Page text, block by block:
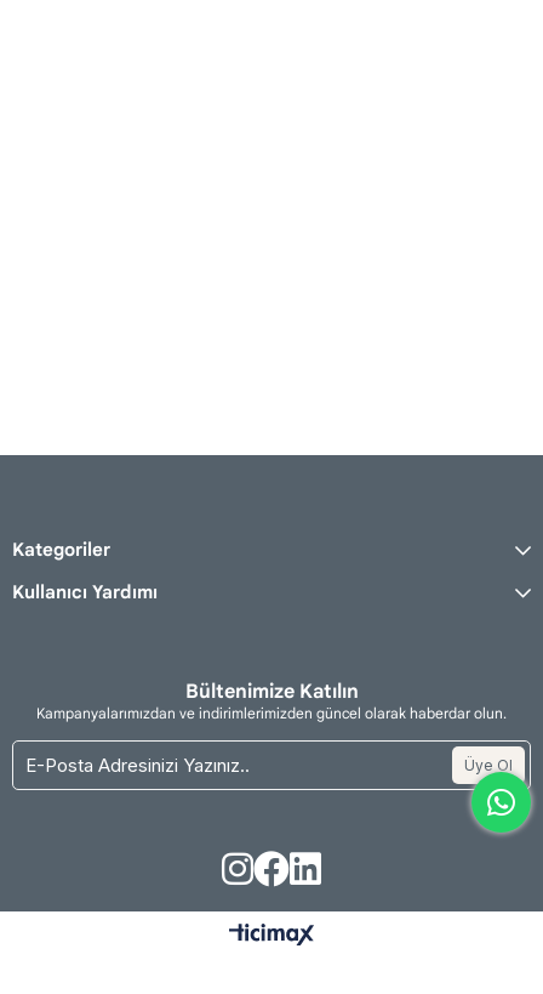
Kategoriler
Kullanıcı Yardımı
Bültenimize Katılın
Kampanyalarımızdan ve indirimlerimizden güncel olarak haberdar olun.
Üye Ol